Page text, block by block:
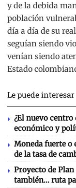
y de la debida
población
día a día de su
seguían siendo
venían siendo
Estado
Le puede interesar
¿El nuevo centro
económico y
Moneda fuerte o
de la tasa de
Proyecto de
también… ruta